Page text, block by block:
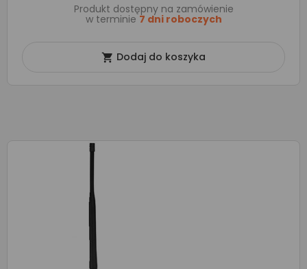
Produkt dostępny na zamówienie
w terminie 7 dni roboczych
 Dodaj do koszyka